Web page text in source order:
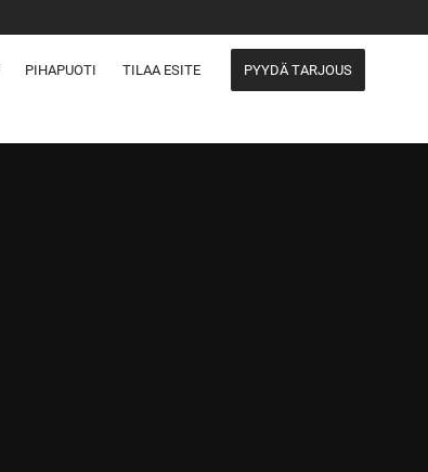
PIHAPUOTI TILAA ESITE PYYDÄ TARJOUS